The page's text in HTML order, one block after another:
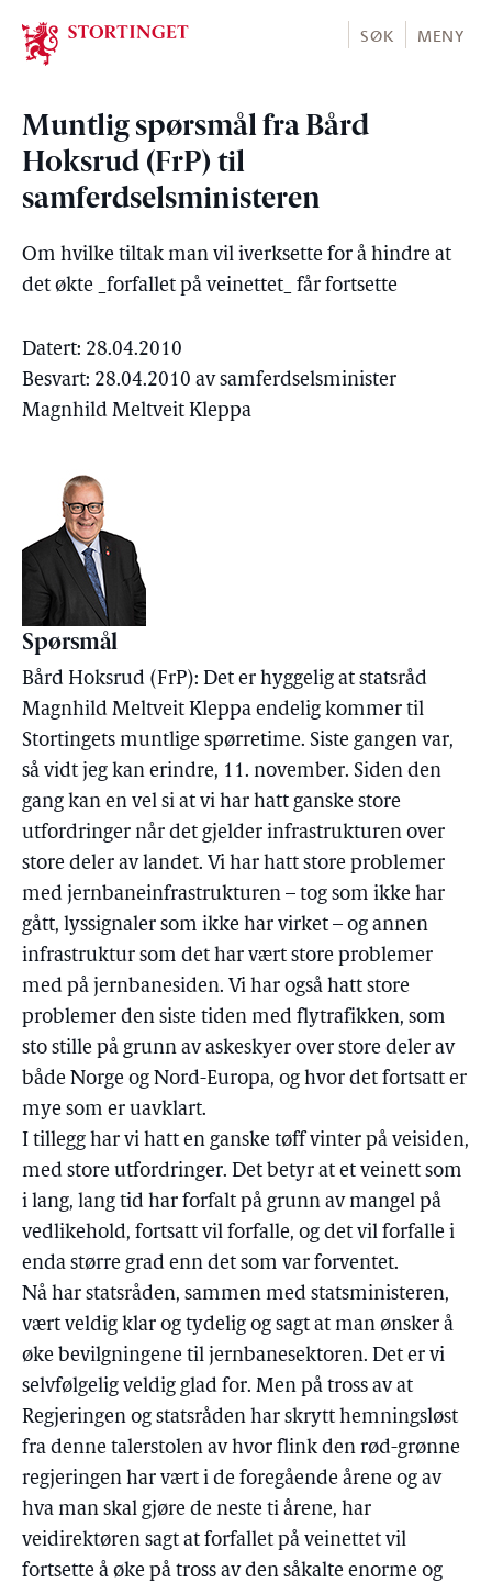
Stortinget.no
SØK MENY
Muntlig spørsmål fra Bård
Hoksrud (FrP) til
samferdselsministeren
Om hvilke tiltak man vil iverksette for å hindre at
det økte _forfallet på veinettet_ får fortsette
Datert: 28.04.2010
Besvart: 28.04.2010 av samferdselsminister
Magnhild Meltveit Kleppa
Spørsmål
Bård Hoksrud (FrP): Det er hyggelig at statsråd
Magnhild Meltveit Kleppa endelig kommer til
Stortingets muntlige spørretime. Siste gangen var,
så vidt jeg kan erindre, 11. november. Siden den
gang kan en vel si at vi har hatt ganske store
utfordringer når det gjelder infrastrukturen over
store deler av landet. Vi har hatt store problemer
med jernbaneinfrastrukturen – tog som ikke har
gått, lyssignaler som ikke har virket – og annen
infrastruktur som det har vært store problemer
med på jernbanesiden. Vi har også hatt store
problemer den siste tiden med flytrafikken, som
sto stille på grunn av askeskyer over store deler av
både Norge og Nord-Europa, og hvor det fortsatt er
mye som er uavklart.
I tillegg har vi hatt en ganske tøff vinter på veisiden,
med store utfordringer. Det betyr at et veinett som
i lang, lang tid har forfalt på grunn av mangel på
vedlikehold, fortsatt vil forfalle, og det vil forfalle i
enda større grad enn det som var forventet.
Nå har statsråden, sammen med statsministeren,
vært veldig klar og tydelig og sagt at man ønsker å
øke bevilgningene til jernbanesektoren. Det er vi
selvfølgelig veldig glad for. Men på tross av at
Regjeringen og statsråden har skrytt hemningsløst
fra denne talerstolen av hvor flink den rød-grønne
regjeringen har vært i de foregående årene og av
hva man skal gjøre de neste ti årene, har
veidirektøren sagt at forfallet på veinettet vil
fortsette å øke på tross av den såkalte enorme og